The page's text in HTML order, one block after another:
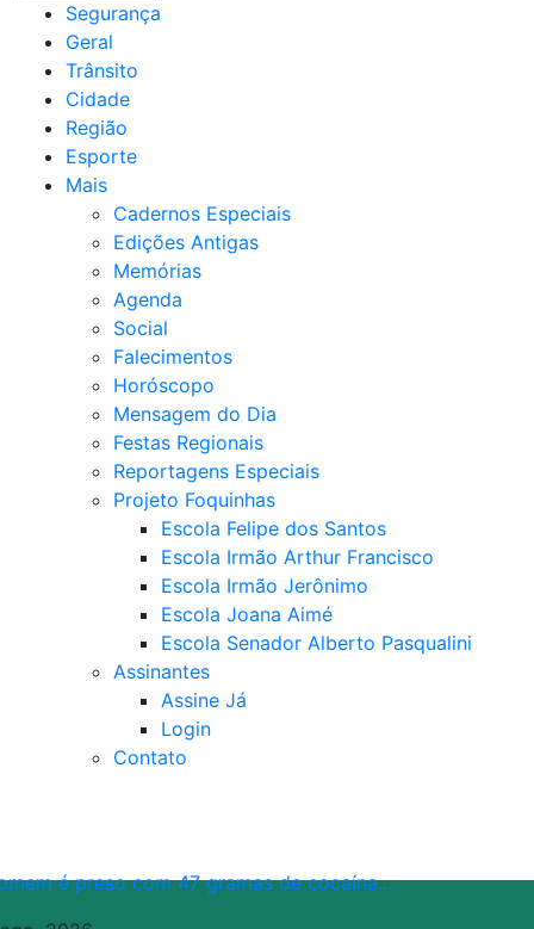
Segurança
Geral
Trânsito
Cidade
Região
Esporte
Mais
Cadernos Especiais
Edições Antigas
Memórias
Agenda
Social
Falecimentos
Horóscopo
Mensagem do Dia
Festas Regionais
Reportagens Especiais
Projeto Foquinhas
Escola Felipe dos Santos
Escola Irmão Arthur Francisco
Escola Irmão Jerônimo
Escola Joana Aimé
Escola Senador Alberto Pasqualini
Assinantes
Assine Já
Login
Contato
é preso com 47 gramas de cocaína…